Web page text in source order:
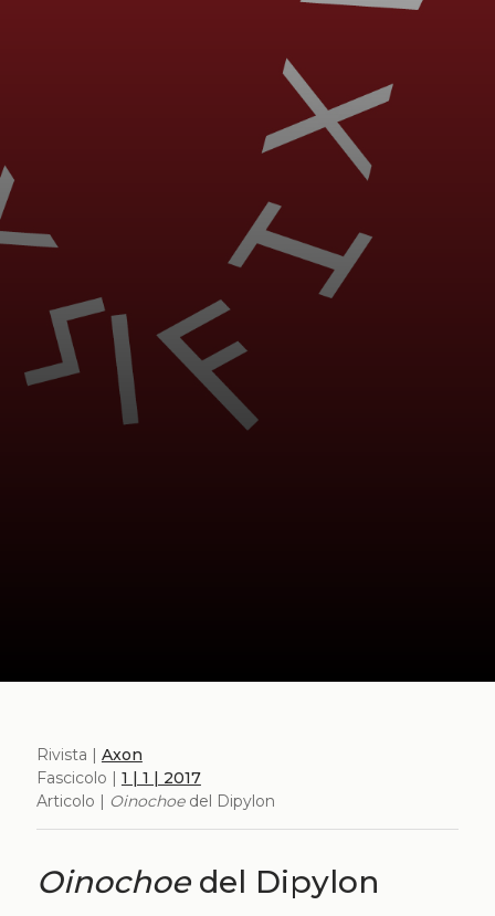
Rivista | Axon
Fascicolo | 1 | 1 | 2017
Articolo | Oinochoedel Dipylon
Oinochoedel Dipylon